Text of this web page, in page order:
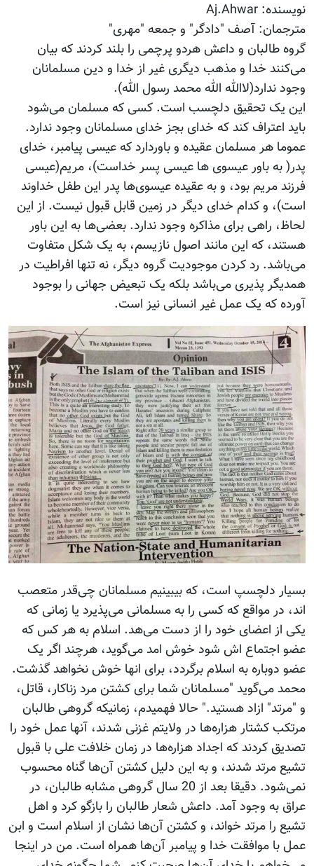
نویسنده: Aj.Ahwar
مترجمان: آصف "دادگر" و جمعه "مهری"
گروه طالبان و داعش هردو پرچمی را بلند کردند که بیان
می‌کنند خدا و مذهب دیگری غیر از خدا و دین مسلمانان
وجود ندارد(لاالله الله محمد رسول الله).
این یک تحقیق دلچسب است. کسی که مسلمان می‌شود
باید اعتراف کند که خدای بجز خدای مسلمانان وجود ندارد.
عموما هر مسلمان عقیده و باوردارد که عیسی پیامبر، خدای
پدر( به باور عیسوی ها عیسی پسر خداست)، مریم(عیسی
فرزند مریم بود، و به عقیده عیسوی‌ها پدر این طفل خداوند
است)، و کدام خدای دیگر در زمین قابل قبول نیست. از این
لحاظ، راهی برای مذاکره وجود ندارد. بعضی‌ها به این باور
هستند، که این مانند اصول نازیسم، به یک شکل متفاوت
می‌باشد. رد کردن موجودیت گروه دیگر، نه تنها افراطیت در
همدیگر پذیری می‌باشد بلکه یک تبعیض جهانی را بوجود
آورده که یک عمل غیر انسانی نیز است.
بسیار دلچسپ است، که بیبینیم مسلمانان چی‌قدر متعصب
اند، در مواقع که کسی را به مسلمانی می‌پذیرد یا زمانی که
یکی از اعضای خود را از دست می‌هد. اسلام به هر کس که
عضو اجتماع اش شود خوش امد می‌گوید، هرچند اگر یک
عضو دوباره به اسلام برگردد، برای انها خوش نخواهد گذشت.
محمد می‌گوید "مسلمانان شما برای کشتن مرد زناکار، قاتل،
و "مرتد" ازاد هستید." حالا فهمیدم، زمانیکه گروهی طالبان
مرتکب کشتار هزاره‌ها در ولایتم غزنی شدند، آنها عمل خود را
تصدیق کردند که اجداد هزاره‌ها در زمان خلافت علی با قبول
تشیع مرتد شدند، و به این دلیل کشتن آن‌ها گناه محسوب
نمی‌شود. دقیقا بعد از 20 سال گروهی مشابه طالبان، در
عراق به وجود آمد. داعش شعار طالبان را بازگو کرد و اهل
تشیع را مرتد خواند، و کشتن آن‌ها نشان از اسلام است و ابن
عمل با موافقت خدا و پیامبر آن‌ها همراه است. من در اینجا